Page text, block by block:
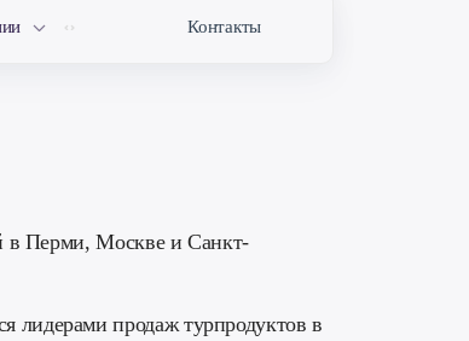
Контакты
в Перми, Москве и Санкт-
лидерами продаж турпродуктов в